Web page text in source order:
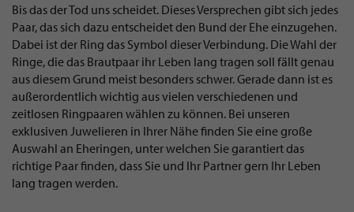
Bis das der Tod uns scheidet. Dieses Versprechen gibt sich jedes
Paar, das sich dazu entscheidet den Bund der Ehe einzugehen.
Dabei ist der Ring das Symbol dieser Verbindung. Die Wahl der
Ringe, die das Brautpaar ihr Leben lang tragen soll fällt genau
aus diesem Grund meist besonders schwer. Gerade dann ist es
außerordentlich wichtig aus vielen verschiedenen und
zeitlosen Ringpaaren wählen zu können. Bei unseren
exklusiven Juwelieren in Ihrer Nähe finden Sie eine große
Auswahl an Eheringen, unter welchen Sie garantiert das
richtige Paar finden, dass Sie und Ihr Partner gern Ihr Leben
lang tragen werden.